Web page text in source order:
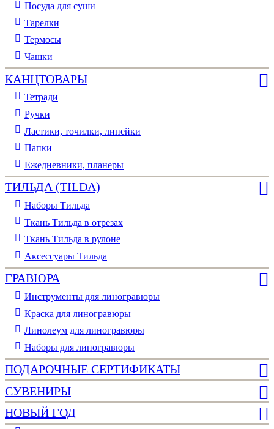
Посуда для суши
Тарелки
Термосы
Чашки
КАНЦТОВАРЫ
Тетради
Ручки
Ластики, точилки, линейки
Папки
Ежедневники, планеры
ТИЛЬДА (TILDA)
Наборы Тильда
Ткань Тильда в отрезах
Ткань Тильда в рулоне
Аксессуары Тильда
ГРАВЮРА
Инструменты для линогравюры
Краска для линогравюры
Линолеум для линогравюры
Наборы для линогравюры
ПОДАРОЧНЫЕ СЕРТИФИКАТЫ
СУВЕНИРЫ
НОВЫЙ ГОД